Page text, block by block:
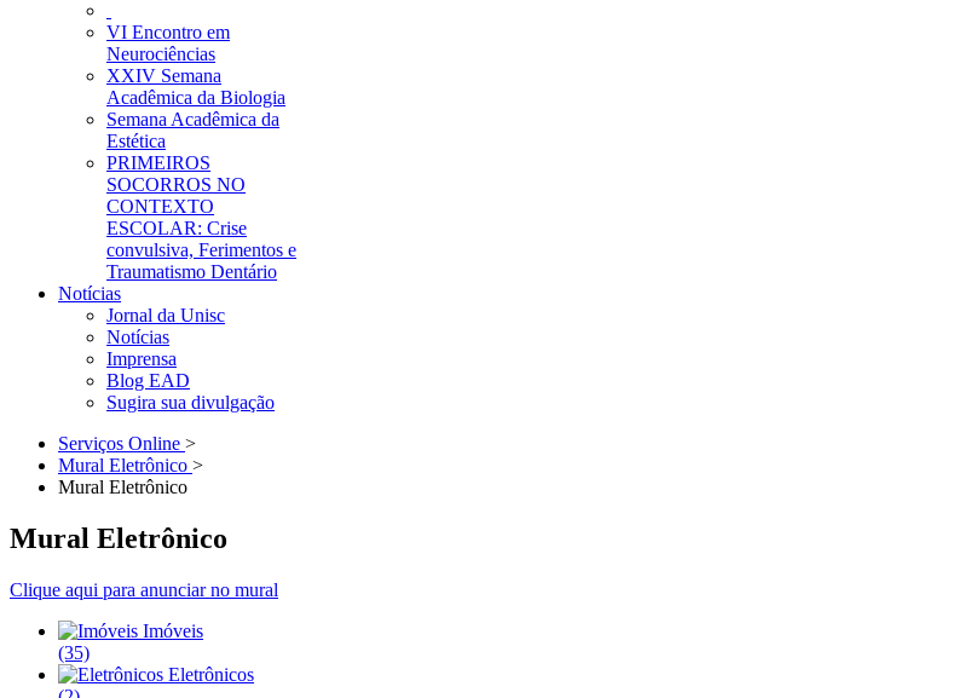
VI Encontro em
Neurociências
XXIV Semana
Acadêmica da Biologia
Semana Acadêmica da
Estética
PRIMEIROS
SOCORROS NO
CONTEXTO
ESCOLAR: Crise
convulsiva, Ferimentos e
Traumatismo Dentário
Notícias
Jornal da Unisc
Notícias
Imprensa
Blog EAD
Sugira sua divulgação
Serviços Online >
Mural Eletrônico >
Mural Eletrônico
Mural Eletrônico
Clique aqui para anunciar no mural
Imóveis
(35)
Eletrônicos